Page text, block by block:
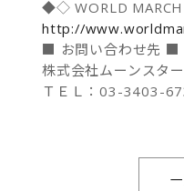
◆◇ WORLD
http://
■ お問い合わせ先 ■
株式会社ムーンスタ
ＴＥＬ：03-3403-